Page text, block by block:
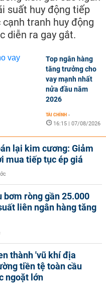
suất huy động tiếp
tranh huy động
diễn ra gay gắt.
Top ngân hàng
tăng trưởng cho
vay mạnh nhất
nửa đầu năm
2026
TÀI CHÍNH -
16:15 | 07/08/2026
lại kim cương: Giảm
mua tiếp tục ép giá
bơm ròng gần 25.000
liên ngân hàng tăng
thành 'vũ khí địa
tiền tệ toàn cầu
ngoặt lớn